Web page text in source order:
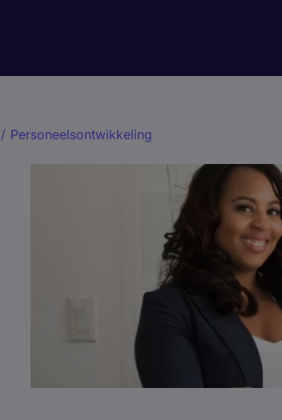
/ Personeelsontwikkeling